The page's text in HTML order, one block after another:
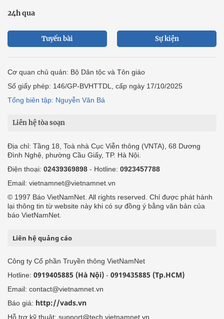
24h qua
Tuyến bài Sự kiện
Cơ quan chủ quản: Bộ Dân tộc và Tôn giáo
Số giấy phép: 146/GP-BVHTTDL, cấp ngày 17/10/2025
Tổng biên tập: Nguyễn Văn Bá
Liên hệ tòa soạn
Địa chỉ: Tầng 18, Toà nhà Cục Viễn thông (VNTA), 68 Dương
Đình Nghệ, phường Cầu Giấy, TP. Hà Nội.
Điện thoại: 02439369898 - Hotline: 0923457788
Email: vietnamnet@vietnamnet.vn
© 1997 Báo VietNamNet. All rights reserved. Chỉ được phát hành
lại thông tin từ website này khi có sự đồng ý bằng văn bản của
báo VietNamNet.
Liên hệ quảng cáo
Công ty Cổ phần Truyền thông VietNamNet
Hotline: 0919405885 (Hà Nội) - 0919435885 (Tp.HCM)
Email: contact@vietnamnet.vn
Báo giá: http://vads.vn
Hỗ trợ kỹ thuật: support@tech.vietnamnet.vn